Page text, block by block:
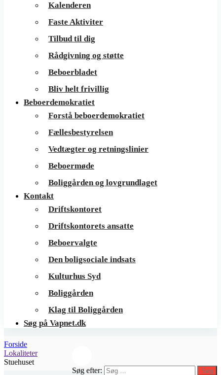
Kalenderen
Faste Aktiviter
Tilbud til dig
Rådgivning og støtte
Beboerbladet
Bliv helt frivillig
Beboerdemokratiet
Forstå beboerdemokratiet
Fællesbestyrelsen
Vedtægter og retningslinier
Beboermøde
Boliggården og lovgrundlaget
Kontakt
Driftskontoret
Driftskontorets ansatte
Beboervalgte
Den boligsociale indsats
Kulturhus Syd
Boliggården
Klag til Boliggården
Søg på Vapnet.dk
Søg efter: Søg
Forside
Lokaliteter
Stuehuset